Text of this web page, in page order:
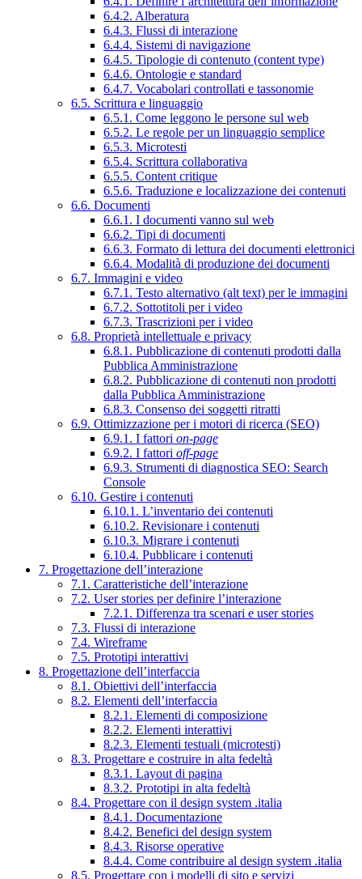
6.4.2. Alberatura
6.4.3. Flussi di interazione
6.4.4. Sistemi di navigazione
6.4.5. Tipologie di contenuto (content type)
6.4.6. Ontologie e standard
6.4.7. Vocabolari controllati e tassonomie
6.5. Scrittura e linguaggio
6.5.1. Come leggono le persone sul web
6.5.2. Le regole per un linguaggio semplice
6.5.3. Microtesti
6.5.4. Scrittura collaborativa
6.5.5. Content critique
6.5.6. Traduzione e localizzazione dei contenuti
6.6. Documenti
6.6.1. I documenti vanno sul web
6.6.2. Tipi di documenti
6.6.3. Formato di lettura dei documenti elettronici
6.6.4. Modalità di produzione dei documenti
6.7. Immagini e video
6.7.1. Testo alternativo (alt text) per le immagini
6.7.2. Sottotitoli per i video
6.7.3. Trascrizioni per i video
6.8. Proprietà intellettuale e privacy
6.8.1. Pubblicazione di contenuti prodotti dalla
Pubblica Amministrazione
6.8.2. Pubblicazione di contenuti non prodotti
dalla Pubblica Amministrazione
6.8.3. Consenso dei soggetti ritratti
6.9. Ottimizzazione per i motori di ricerca (SEO)
6.9.1. I fattori on-page
6.9.2. I fattori off-page
6.9.3. Strumenti di diagnostica SEO: Search
Console
6.10. Gestire i contenuti
6.10.1. L’inventario dei contenuti
6.10.2. Revisionare i contenuti
6.10.3. Migrare i contenuti
6.10.4. Pubblicare i contenuti
7. Progettazione dell’interazione
7.1. Caratteristiche dell’interazione
7.2. User stories per definire l’interazione
7.2.1. Differenza tra scenari e user stories
7.3. Flussi di interazione
7.4. Wireframe
7.5. Prototipi interattivi
8. Progettazione dell’interfaccia
8.1. Obiettivi dell’interfaccia
8.2. Elementi dell’interfaccia
8.2.1. Elementi di composizione
8.2.2. Elementi interattivi
8.2.3. Elementi testuali (microtesti)
8.3. Progettare e costruire in alta fedeltà
8.3.1. Layout di pagina
8.3.2. Prototipi in alta fedeltà
8.4. Progettare con il design system .italia
8.4.1. Documentazione
8.4.2. Benefici del design system
8.4.3. Risorse operative
8.4.4. Come contribuire al design system .italia
8.5. Progettare con i modelli di sito e servizi